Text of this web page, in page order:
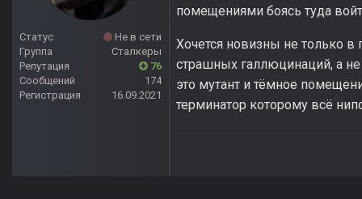
Статус
Не в сети
Группа
Сталкеры
Репутация
76
Сообщений
174
Регистрация
16.09.2021
помещениями боясь туда
Хочется новизны не только
страшных галлюцинаций, а
это мутант и тёмное
терминатор которому всё